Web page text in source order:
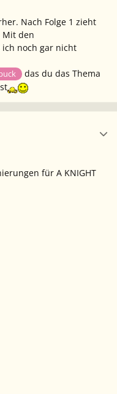
Nach Folge 1 zieht
Mit den
ich noch gar nicht
das du das Thema
für A KNIGHT